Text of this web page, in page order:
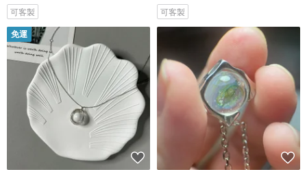
可客製 可客製
免運